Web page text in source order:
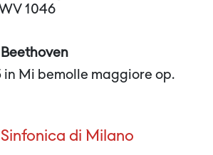
1046
in Mi bemolle maggiore op.
di Milano